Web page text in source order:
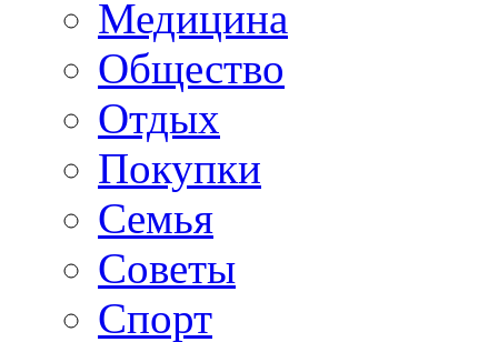
Медицина
Общество
Отдых
Покупки
Семья
Советы
Спорт